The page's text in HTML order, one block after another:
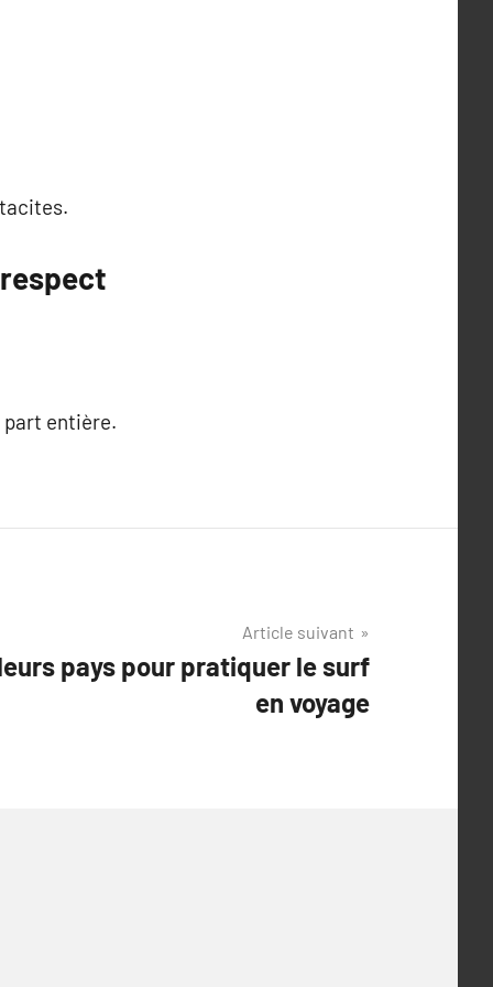
part entière.
Article suivant
pays pour pratiquer le surf
en voyage